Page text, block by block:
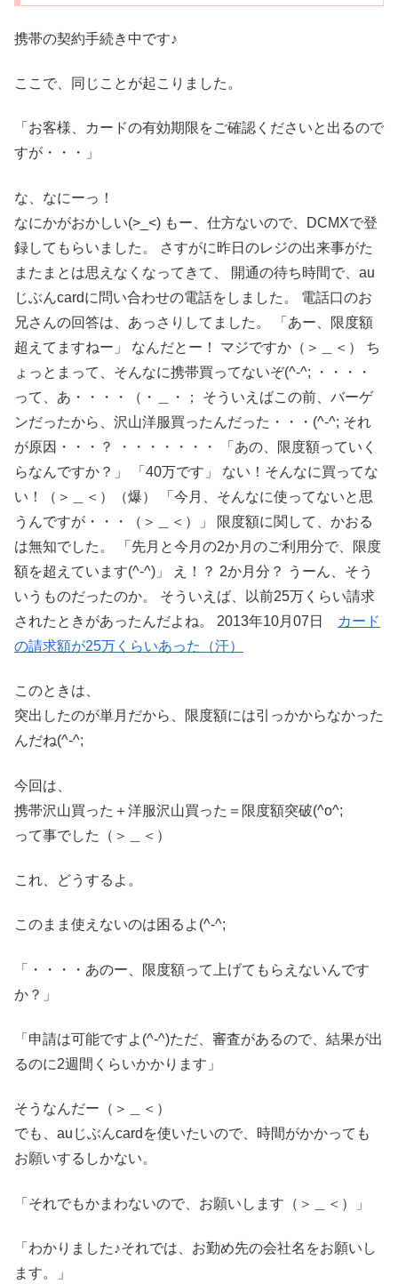
携帯の契約手続き中です♪
ここで、同じことが起こりました。
「お客様、カードの有効期限をご確認くださいと出るので
すが・・・」
な、なにーっ！
なにかがおかしい(>_<) もー、仕方ないので、DCMXで登
録してもらいました。 さすがに昨日のレジの出来事がた
またまとは思えなくなってきて、 開通の待ち時間で、au
じぶんcardに問い合わせの電話をしました。 電話口のお
兄さんの回答は、あっさりしてました。 「あー、限度額
超えてますねー」 なんだとー！ マジですか（＞＿＜） ち
ょっとまって、そんなに携帯買ってないぞ(^-^; ・・・・
って、あ・・・・（・＿・； そういえばこの前、バーゲ
ンだったから、沢山洋服買ったんだった・・・(^-^; それ
が原因・・・？ ・・・・・・・ 「あの、限度額っていく
らなんですか？」 「40万です」 ない！そんなに買ってな
い！（＞＿＜）（爆） 「今月、そんなに使ってないと思
うんですが・・・（＞＿＜）」 限度額に関して、かおる
は無知でした。 「先月と今月の2か月のご利用分で、限度
額を超えています(^-^)」 え！？ 2か月分？ うーん、そう
いうものだったのか。 そういえば、以前25万くらい請求
されたときがあったんだよね。 2013年10月07日
カード
の請求額が25万くらいあった（汗）
このときは、
突出したのが単月だから、限度額には引っかからなかった
んだね(^-^;
今回は、
携帯沢山買った＋洋服沢山買った＝限度額突破(^o^;
って事でした（＞＿＜）
これ、どうするよ。
このまま使えないのは困るよ(^-^;
「・・・・あのー、限度額って上げてもらえないんです
か？」
「申請は可能ですよ(^-^)ただ、審査があるので、結果が出
るのに2週間くらいかかります」
そうなんだー（＞＿＜）
でも、auじぶんcardを使いたいので、時間がかかっても
お願いするしかない。
「それでもかまわないので、お願いします（＞＿＜）」
「わかりました♪それでは、お勤め先の会社名をお願いし
ます。」